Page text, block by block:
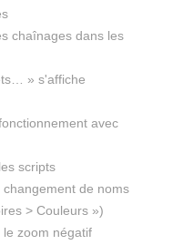
chaînages dans les
» s'affiche
avec
scripts
de noms
> Couleurs »)
zoom négatif